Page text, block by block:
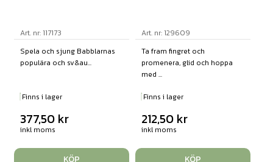
Art. nr: 117173
Spela och sjung Babblarnas
populära och sv&au...
Finns i lager
377,50 kr
inkl moms
Art. nr: 129609
Ta fram fingret och
promenera, glid och hoppa
med ...
Finns i lager
212,50 kr
inkl moms